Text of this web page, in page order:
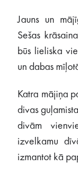
Jauns un
Sešas
būs lieliska
un dabas
Katra mājiņa
divas
divām
izvelkamu
izmantot kā